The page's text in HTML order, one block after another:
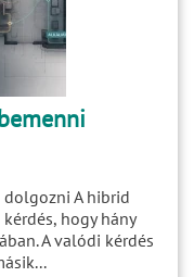
A hibrid
hogy hány
A valódi kérdés